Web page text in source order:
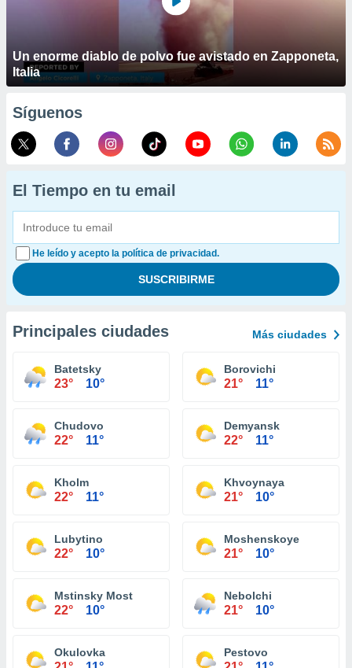
Un enorme diablo de polvo fue avistado en Zapponeta,
Italia
Síguenos
El Tiempo en tu email
He leído y acepto la política de privacidad.
Principales ciudades Más ciudades
Batetsky
23° 10°
Borovichi
21° 11°
Chudovo
22° 11°
Demyansk
22° 11°
Kholm
22° 11°
Khvoynaya
21° 10°
Lubytino
22° 10°
Moshenskoye
21° 10°
Mstinsky Most
22° 10°
Nebolchi
21° 10°
Okulovka Pestovo